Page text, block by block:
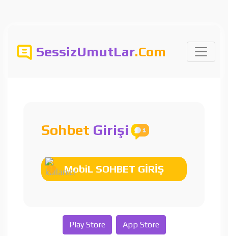
SessizUmutLar.Com
Sohbet Girişi
MobiL SOHBET GİRİŞ
Play Store App Store